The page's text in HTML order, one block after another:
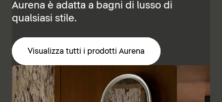
Aurena è adatta a bagni di lusso di
qualsiasi stile.
Visualizza tutti i prodotti Aurena